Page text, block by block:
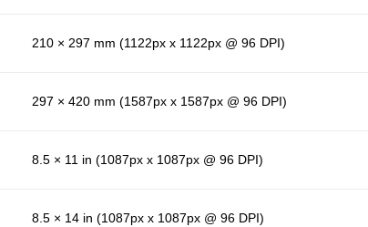
210 × 297 mm (1122px x 1122px @ 96 DPI)
297 × 420 mm (1587px x 1587px @ 96 DPI)
8.5 × 11 in (1087px x 1087px @ 96 DPI)
8.5 × 14 in (1087px x 1087px @ 96 DPI)